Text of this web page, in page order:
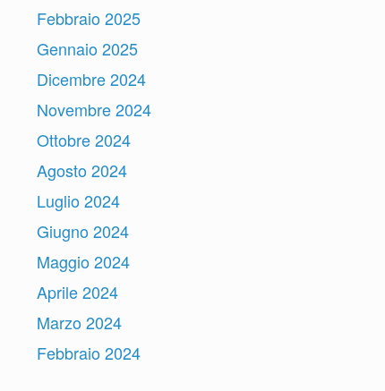
Febbraio 2025
Gennaio 2025
Dicembre 2024
Novembre 2024
Ottobre 2024
Agosto 2024
Luglio 2024
Giugno 2024
Maggio 2024
Aprile 2024
Marzo 2024
Febbraio 2024